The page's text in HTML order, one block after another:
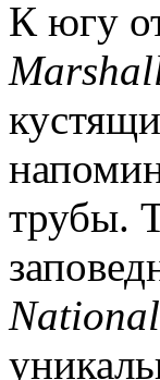
К югу
трубы.